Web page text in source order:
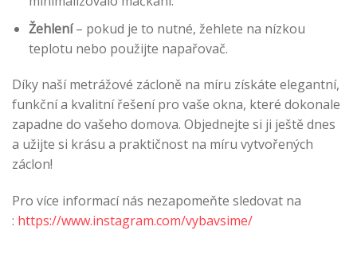
Žehlení– pokud je to nutné, žehlete na nízkou
teplotu nebo použijte napařovač.
Díky naší metrážové zácloně na míru získáte elegantní,
funkční a kvalitní řešení pro vaše okna, které dokonale
zapadne do vašeho domova. Objednejte si ji ještě dnes
a užijte si krásu a praktičnost na míru vytvořených
záclon!
Pro více informací nás nezapomeňte sledovat na
: https://www.instagram.com/vybavsime/